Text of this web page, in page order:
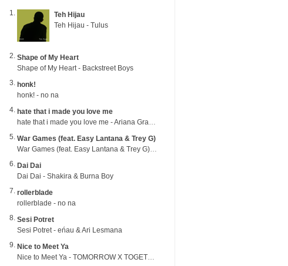
Teh Hijau
Teh Hijau - Tulus
Shape of My Heart
Shape of My Heart - Backstreet Boys
honk!
honk! - no na
hate that i made you love me
hate that i made you love me - Ariana Grande
War Games (feat. Easy Lantana & Trey G)
War Games (feat. Easy Lantana & Trey G) - Trub
Dai Dai
Dai Dai - Shakira & Burna Boy
rollerblade
rollerblade - no na
Sesi Potret
Sesi Potret - eńau & Ari Lesmana
Nice to Meet Ya
Nice to Meet Ya - TOMORROW X TOGETHER